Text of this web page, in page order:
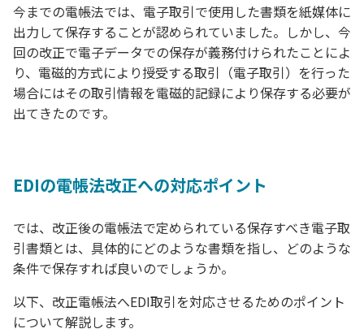
今までの電帳法では、電子取引で使用した書類を紙媒体に
出力して保存することが認められていました。しかし、今
回の改正で電子データでの保存が義務付けられたことによ
り、電磁的方式により授受する取引（電子取引）を行った
場合にはその取引情報を電磁的記録により保存する必要が
出てきたのです。
EDIの電帳法改正への対応ポイント
では、改正後の電帳法で定められている保存すべき電子取
引書類とは、具体的にどのような書類を指し、どのような
条件で保存すれば良いのでしょうか。
以下、改正電帳法へEDI取引を対応させるためのポイント
について解説します。